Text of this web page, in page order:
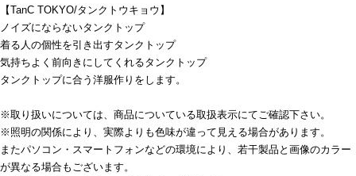
【TanC TOKYO/タンクトウキョウ】
ノイズにならないタンクトップ
着る人の個性を引き出すタンクトップ
気持ちよく前向きにしてくれるタンクトップ
タンクトップに合う洋服作りをします。
※取り扱いについては、商品についている取扱表示にてご確認下さい。
※照明の関係により、実際よりも色味が違って見える場合があります。
またパソコン・スマートフォンなどの環境により、若干製品と画像のカラー
が異なる場合もございます。